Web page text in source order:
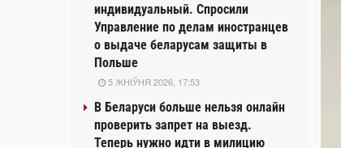
индивидуальный. Спросили
Управление по делам иностранцев
о выдаче беларусам защиты в
Польше
5 ЖНІЎНЯ 2026, 17:53
В Беларуси больше нельзя онлайн
проверить запрет на выезд.
Теперь нужно идти в милицию